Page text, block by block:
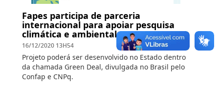
Fapes participa de parceria
internacional para apoiar pesquisa
climática e ambiental
16/12/2020 13H54
Projeto poderá ser desenvolvido no Estado dentro
da chamada Green Deal, divulgada no Brasil pelo
Confap e CNPq.